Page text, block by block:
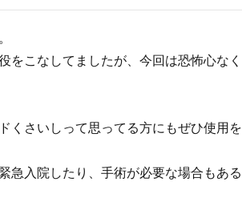
をこなしてましたが、今回は恐怖心なく
くさいしって思ってる方にもぜひ使用を
急入院したり、手術が必要な場合もある